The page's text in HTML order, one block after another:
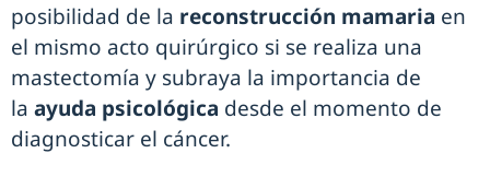
posibilidad de la reconstrucción mamaria en
el mismo acto quirúrgico si se realiza una
mastectomía y subraya la importancia de
la ayuda psicológica desde el momento de
diagnosticar el cáncer.